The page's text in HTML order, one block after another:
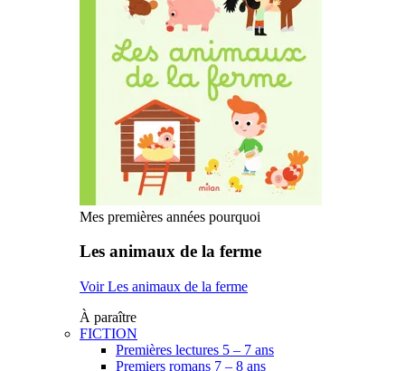
Mes premières années pourquoi
Les animaux de la ferme
Voir Les animaux de la ferme
À paraître
FICTION
Premières lectures 5 – 7 ans
Premiers romans 7 – 8 ans